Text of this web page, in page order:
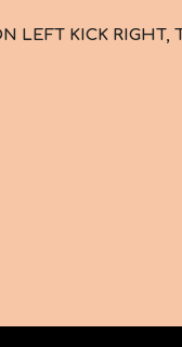
LEFT KICK